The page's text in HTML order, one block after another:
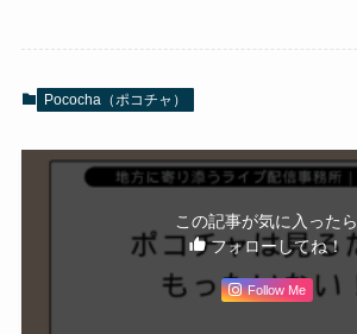
Pococha（ポコチャ）
この記事が気に入ったら
フォローしてね！
Follow Me